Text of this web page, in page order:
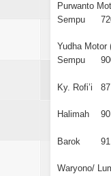
Purwanto
Sempu
Yudha Motor
Sempu
Ky. Rofi’i 87
Halimah 90
Barok 91
Waryono/